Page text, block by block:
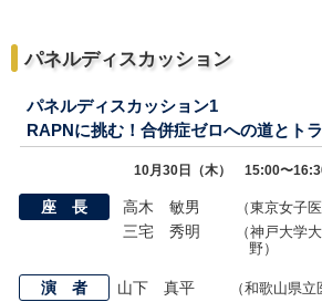
パネルディスカッション
パネルディスカッション1
RAPNに挑む！合併症ゼロへの道とト
10月30日（木） 15:00〜
座 長 高木 敏男 （東京女子
三宅 秀明
（神戸大学
野）
演 者 山下 真平 （和歌山県